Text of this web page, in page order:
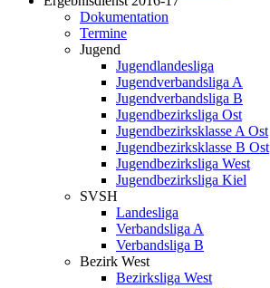
Dokumentation
Termine
Jugend
Jugendlandesliga
Jugendverbandsliga A
Jugendverbandsliga B
Jugendbezirksliga Ost
Jugendbezirksklasse A Ost
Jugendbezirksklasse B Ost
Jugendbezirksliga West
Jugendbezirksliga Kiel
SVSH
Landesliga
Verbandsliga A
Verbandsliga B
Bezirk West
Bezirksliga West